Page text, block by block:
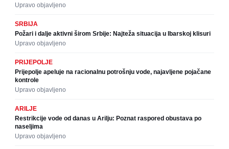
Upravo objavljeno
SRBIJA
Požari i dalje aktivni širom Srbije: Najteža situacija u Ibarskoj klisuri
Upravo objavljeno
PRIJEPOLJE
Prijepolje apeluje na racionalnu potrošnju vode, najavljene pojačane
kontrole
Upravo objavljeno
ARILJE
Restrikcije vode od danas u Arilju: Poznat raspored obustava po
naseljima
Upravo objavljeno